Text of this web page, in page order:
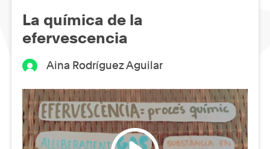
La química de la
efervescencia
Aina Rodríguez Aguilar